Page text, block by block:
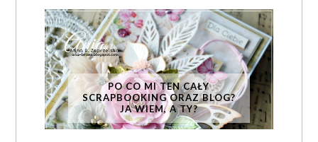
PO CO MI TEN CAŁY
SCRAPBOOKING ORAZ BLOG?
JA WIEM, A TY?